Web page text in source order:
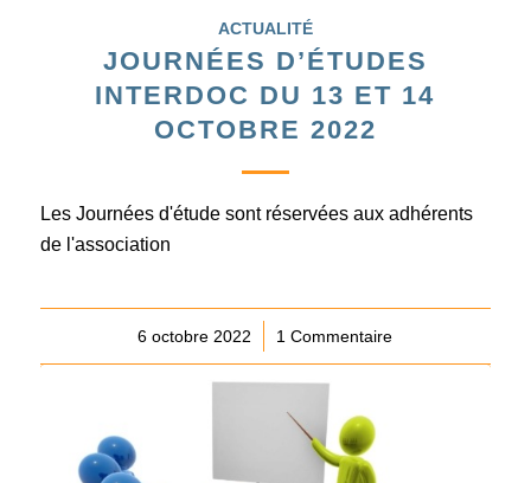
ACTUALITÉ
JOURNÉES D’ÉTUDES
INTERDOC DU 13 ET 14
OCTOBRE 2022
Les Journées d'étude sont réservées aux adhérents
de l'association
6 octobre 2022
/ 1 Commentaire